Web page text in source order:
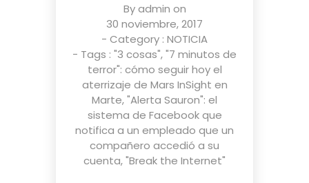
Byadmin on
30 noviembre, 2017
- Category : NOTICIA
- Tags : "3 cosas","7 minutos de
terror": cómo seguir hoy el
aterrizaje de Mars InSight en
Marte,"Alerta Sauron": el
sistema de Facebook que
notifica a un empleado que un
compañero accedió a su
cuenta,"Break the Internet"